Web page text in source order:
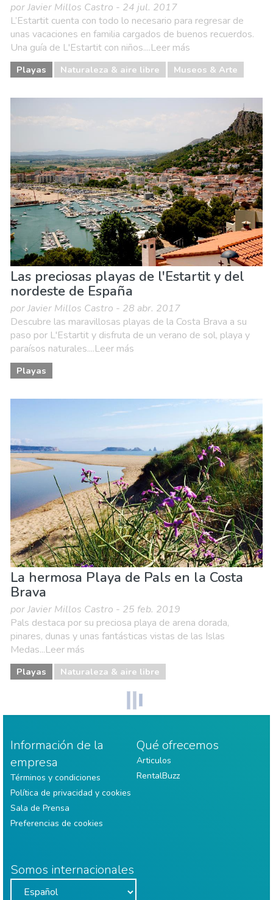
por Javier Millos Castro - 24 jul. 2017
L’Estartit cuenta con todo lo necesario para regresar de
unas vacaciones en familia cargados de buenos recuerdos.
Una guía de L'Estartit con niños....Leer más
Playas Naturaleza & aire libre Museos & Arte
Las preciosas playas de l'Estartit y del
nordeste de España
por Javier Millos Castro - 28 abr. 2017
Descubre las maravillosas playas de la Costa Brava a su
paso por L'Estartit y disfruta de un verano de sol, playa y
paraísos naturales....Leer más
Playas
La hermosa Playa de Pals en la Costa
Brava
por Javier Millos Castro - 25 feb. 2019
Pals destaca por su preciosa playa de arena dorada,
pinares, dunas y unas fantásticas vistas de las Islas
Medas...Leer más
Playas Naturaleza & aire libre
Información de la
empresa
Términos y condiciones
Política de privacidad y cookies
Sala de Prensa
Preferencias de cookies
Qué ofrecemos
Articulos
RentalBuzz
Somos internacionales